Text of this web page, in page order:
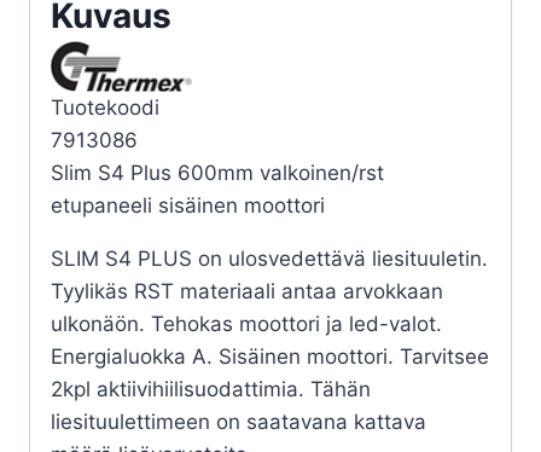
määrä
Kuvaus
Tuotekoodi
7913086
Slim S4 Plus 600mm valkoinen/rst
etupaneeli sisäinen moottori
SLIM S4 PLUS on ulosvedettävä liesituuletin.
Tyylikäs RST materiaali antaa arvokkaan
ulkonäön. Tehokas moottori ja led-valot.
Energialuokka A. Sisäinen moottori. Tarvitsee
2kpl aktiivihiilisuodattimia. Tähän
liesituulettimeen on saatavana kattava